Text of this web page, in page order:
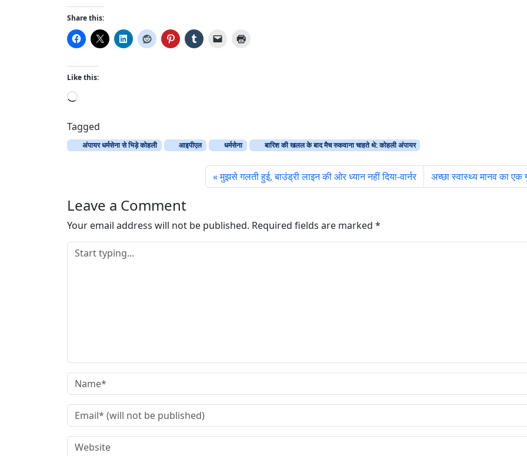
Share this:
Like this:
L
a
d
i
Tagged
अंपायर धर्मसेना से भिड़े कोहली आइपीएल धर्मसेना बारिश की खलल के बाद मैच रुकवाना चाहते थे: कोहली अंपायर
मुझसे गलती हुई, बाउंड्री लाइन की ओर ध्यान नहीं दिया-वार्नर अच्‍छा स्‍वास्‍थ्‍य मानव का एक
Leave a Comment
Your email address will not be published. Required fields are marked *